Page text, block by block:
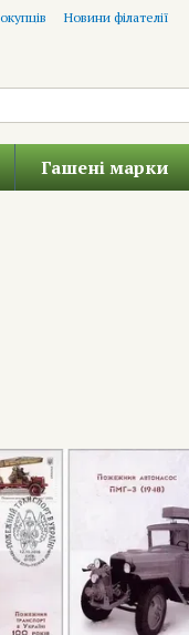
Новини філателії
Гашені марки